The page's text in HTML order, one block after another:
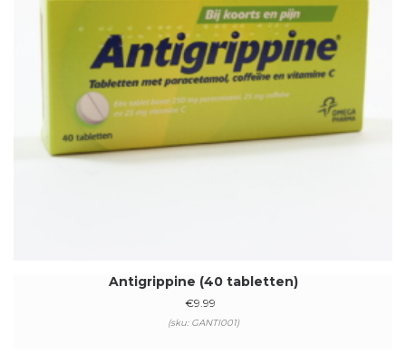
Antigrippine (40 tabletten)
€9.99
(sku: GANTI001)